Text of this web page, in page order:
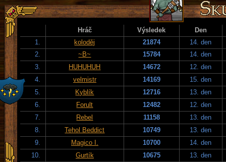
Hráč Výsledek
Den
1.
koloděj 21874
14. den
2.
~B~ 15784
14. den
3.
HUHUHUH 14672
12. den
4.
velmistr 14169
15. den
5.
Kyblík 12716
13. den
6.
Forult 12482
12. den
7.
Rebel 11158
13. den
8.
Tehol Beddict 10749
13. den
9.
Magico I. 10700
14. den
10.
Gurtík 10675 13. den